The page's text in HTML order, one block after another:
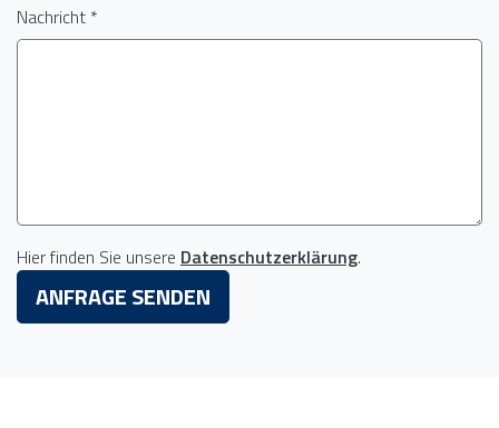
Nachricht *
Hier finden Sie unsere Datenschutzerklärung.
ANFRAGE SENDEN